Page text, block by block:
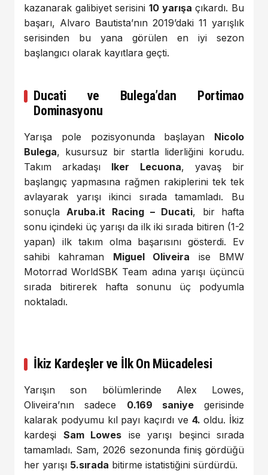
kazanarak galibiyet serisini 10 yarışa çıkardı. Bu
başarı, Alvaro Bautista’nın 2019’daki 11 yarışlık
serisinden bu yana görülen en iyi sezon
başlangıcı olarak kayıtlara geçti.
Ducati ve Bulega’dan Portimao
Dominasyonu
Yarışa pole pozisyonunda başlayan Nicolo
Bulega, kusursuz bir startla liderliğini korudu.
Takım arkadaşı Iker Lecuona, yavaş bir
başlangıç yapmasına rağmen rakiplerini tek tek
avlayarak yarışı ikinci sırada tamamladı. Bu
sonuçla Aruba.it Racing – Ducati, bir hafta
sonu içindeki üç yarışı da ilk iki sırada bitiren (1-2
yapan) ilk takım olma başarısını gösterdi. Ev
sahibi kahraman Miguel Oliveira ise BMW
Motorrad WorldSBK Team adına yarışı üçüncü
sırada bitirerek hafta sonunu üç podyumla
noktaladı.
İkiz Kardeşler ve İlk On Mücadelesi
Yarışın son bölümlerinde Alex Lowes,
Oliveira’nın sadece 0.169 saniyegerisinde
kalarak podyumu kıl payı kaçırdı ve 4. oldu. İkiz
kardeşi Sam Lowes ise yarışı beşinci sırada
tamamladı. Sam, 2026 sezonunda finiş gördüğü
her yarışı 5.sırada bitirme istatistiğini sürdürdü.